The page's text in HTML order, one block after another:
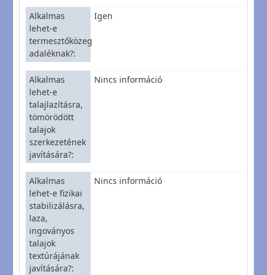
Alkalmas
lehet-e
termesztőközeg
adaléknak?
Igen
Alkalmas
lehet-e
talajlazításra,
tömörödött
talajok
szerkezetének
javítására?
Nincs információ
Alkalmas
lehet-e fizikai
stabilizálásra,
laza,
ingoványos
talajok
textúrájának
javítására?
Nincs információ